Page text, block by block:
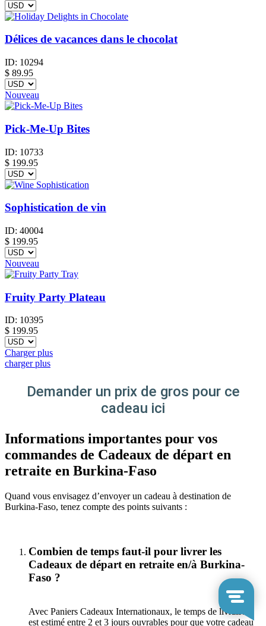
Délices de vacances dans le chocolat
ID: 10294
$ 89.95
Nouveau
Pick-Me-Up Bites
ID: 10733
$ 199.95
Sophistication de vin
ID: 40004
$ 199.95
Nouveau
Fruity Party Plateau
ID: 10395
$ 199.95
Charger plus
charger plus
Demander un prix de gros pour ce
cadeau ici
Informations importantes pour vos
commandes de Cadeaux de départ en
retraite en Burkina-Faso
Quand vous envisagez d’envoyer un cadeau à destination de
Burkina-Faso, tenez compte des points suivants :
Combien de temps faut-il pour livrer les
Cadeaux de départ en retraite en/à Burkina-
Faso ?
Avec Paniers Cadeaux Internationaux, le temps de livraison
est estimé entre 2 et 3 jours ouvrables pour que votre cadeau